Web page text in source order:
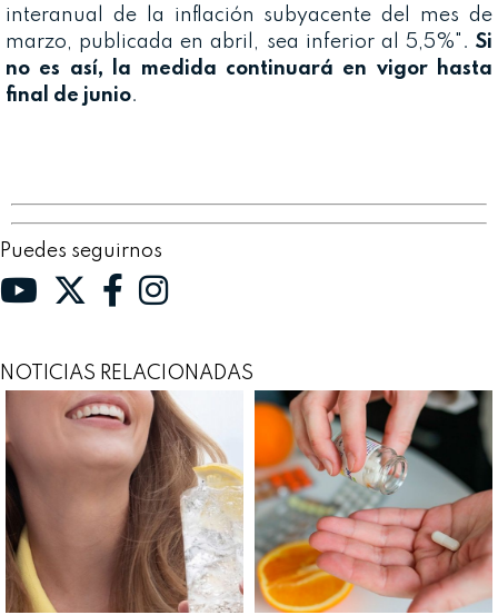
interanual de la inflación subyacente del mes de
marzo, publicada en abril, sea inferior al 5,5%". Si
no es así, la medida continuará en vigor hasta
final de junio.
Puedes seguirnos
NOTICIAS RELACIONADAS